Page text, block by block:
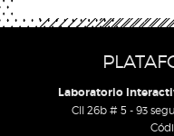
Laboratorio
Cll 26b # 5 - 93